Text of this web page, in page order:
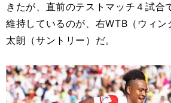
きたが、直前のテストマッチ４試合
維持しているのが、右WTB（ウィ
太朗（サントリー）だ。